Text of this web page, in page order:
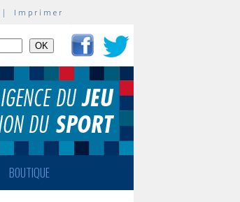
| Imprimer
BOUTIQUE